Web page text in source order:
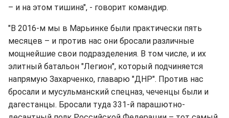
– и на этом тишина", - говорит командир.
"В 2016-м мы в Марьинке были практически пять
месяцев – и против нас они бросали различные
мощнейшие свои подразделения. В том числе, и их
элитный батальон "Легион", который подчиняется
напрямую Захарченко, главарю "ДНР". Против нас
бросали и мусульманский спецназ, чеченцы были и
дагестанцы. Бросали туда 331-й парашютно-